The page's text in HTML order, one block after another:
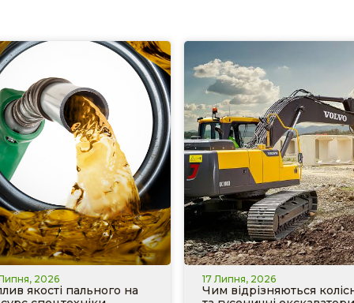
2026
якості пального на
17 Липня, 2026
Чим відрізняються